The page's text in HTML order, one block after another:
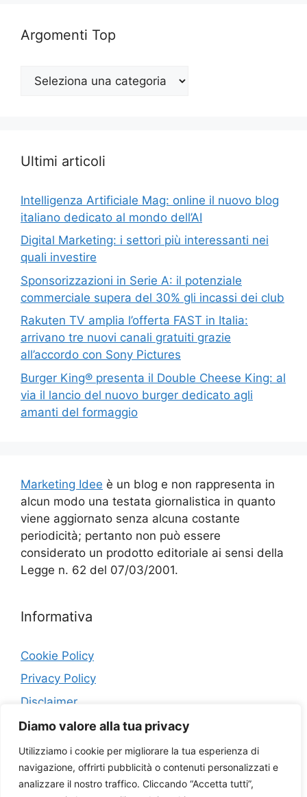
Diamo valore alla tua privacy
Utilizziamo i cookie per migliorare la tua esperienza di
navigazione, offrirti pubblicità o contenuti personalizzati e
analizzare il nostro traffico. Cliccando “Accetta tutti”,
Argomenti Top
Argomenti
Top
Ultimi articoli
Intelligenza Artificiale Mag: online il nuovo blog
italiano dedicato al mondo dell’AI
Digital Marketing: i settori più interessanti nei
quali investire
Sponsorizzazioni in Serie A: il potenziale
commerciale supera del 30% gli incassi dei club
Rakuten TV amplia l’offerta FAST in Italia:
arrivano tre nuovi canali gratuiti grazie
all’accordo con Sony Pictures
Burger King® presenta il Double Cheese King: al
via il lancio del nuovo burger dedicato agli
amanti del formaggio
Marketing Idee è un blog e non rappresenta in
alcun modo una testata giornalistica in quanto
viene aggiornato senza alcuna costante
periodicità; pertanto non può essere
considerato un prodotto editoriale ai sensi della
Legge n. 62 del 07/03/2001.
Informativa
Cookie Policy
Privacy Policy
Disclaimer
Contatti
Collaborazioni
Sitemap